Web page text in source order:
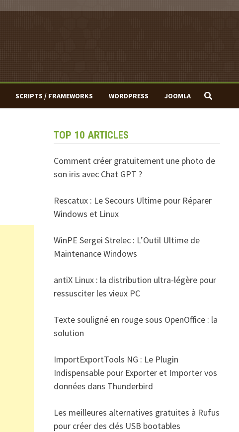
SCRIPTS / FRAMEWORKS WORDPRESS JOOMLA
TOP 10 ARTICLES
Comment créer gratuitement une photo de
son iris avec Chat GPT ?
Rescatux : Le Secours Ultime pour Réparer
Windows et Linux
WinPE Sergei Strelec : L’Outil Ultime de
Maintenance Windows
antiX Linux : la distribution ultra-légère pour
ressusciter les vieux PC
Texte souligné en rouge sous OpenOffice : la
solution
ImportExportTools NG : Le Plugin
Indispensable pour Exporter et Importer vos
données dans Thunderbird
Les meilleures alternatives gratuites à Rufus
pour créer des clés USB bootables